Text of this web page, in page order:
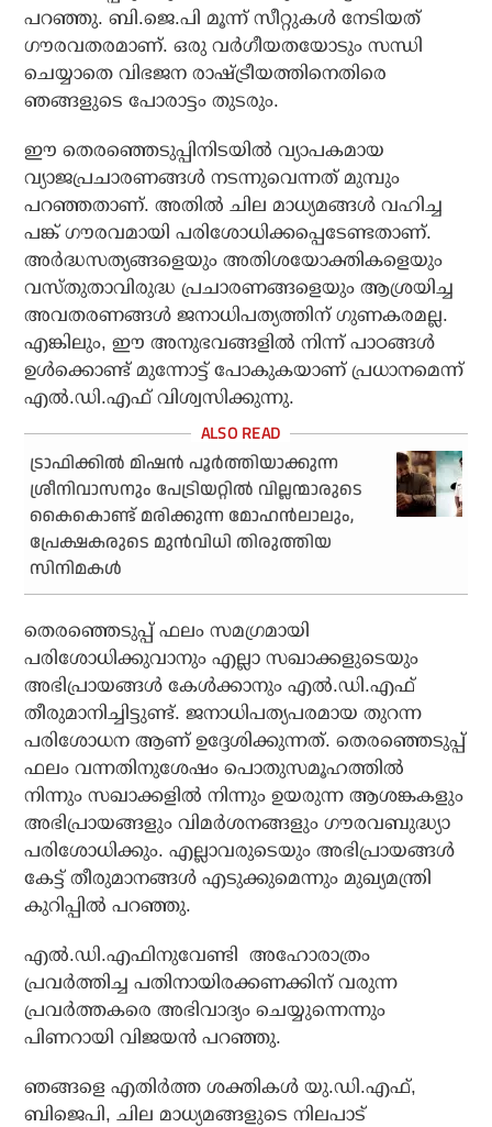
പറഞ്ഞു. ബി.ജെ.പി മൂന്ന് സീറ്റുകള്‍ നേടിയത്
ഗൗരവതരമാണ്. ഒരു വര്‍ഗീയതയോടും സന്ധി
ചെയ്യാതെ വിഭജന രാഷ്ട്രീയത്തിനെതിരെ
ഞങ്ങളുടെ പോരാട്ടം തുടരും.
ഈ തെരഞ്ഞെടുപ്പിനിടയില്‍ വ്യാപകമായ
വ്യാജപ്രചാരണങ്ങള്‍ നടന്നുവെന്നത് മുമ്പും
പറഞ്ഞതാണ്. അതില്‍ ചില മാധ്യമങ്ങള്‍ വഹിച്ച
പങ്ക് ഗൗരവമായി പരിശോധിക്കപ്പെടേണ്ടതാണ്.
അര്‍ദ്ധസത്യങ്ങളെയും അതിശയോക്തികളെയും
വസ്തുതാവിരുദ്ധ പ്രചാരണങ്ങളെയും ആശ്രയിച്ച
അവതരണങ്ങള്‍ ജനാധിപത്യത്തിന് ഗുണകരമല്ല.
എങ്കിലും, ഈ അനുഭവങ്ങളില്‍ നിന്ന് പാഠങ്ങള്‍
ഉള്‍ക്കൊണ്ട് മുന്നോട്ട് പോകുകയാണ് പ്രധാനമെന്ന്
എല്‍.ഡി.എഫ് വിശ്വസിക്കുന്നു.
ട്രാഫിക്കില്‍ മിഷന്‍ പൂര്‍ത്തിയാക്കുന്ന
ശ്രീനിവാസനും പേട്രിയറ്റില്‍ വില്ലന്മാരുടെ
കൈകൊണ്ട് മരിക്കുന്ന മോഹന്‍ലാലും,
പ്രേക്ഷകരുടെ മുന്‍വിധി തിരുത്തിയ
സിനിമകള്‍
തെരഞ്ഞെടുപ്പ് ഫലം സമഗ്രമായി
പരിശോധിക്കുവാനും എല്ലാ സഖാക്കളുടെയും
അഭിപ്രായങ്ങള്‍ കേള്‍ക്കാനും എല്‍.ഡി.എഫ്
തീരുമാനിച്ചിട്ടുണ്ട്. ജനാധിപത്യപരമായ തുറന്ന
പരിശോധന ആണ് ഉദ്ദേശിക്കുന്നത്. തെരഞ്ഞെടുപ്പ്
ഫലം വന്നതിനുശേഷം പൊതുസമൂഹത്തില്‍
നിന്നും സഖാക്കളില്‍ നിന്നും ഉയരുന്ന ആശങ്കകളും
അഭിപ്രായങ്ങളും വിമര്‍ശനങ്ങളും ഗൗരവബുദ്ധ്യാ
പരിശോധിക്കും. എല്ലാവരുടെയും അഭിപ്രായങ്ങള്‍
കേട്ട് തീരുമാനങ്ങള്‍ എടുക്കുമെന്നും മുഖ്യമന്ത്രി
കുറിപ്പില്‍ പറഞ്ഞു.
എല്‍.ഡി.എഫിനുവേണ്ടി അഹോരാത്രം
പ്രവര്‍ത്തിച്ച പതിനായിരക്കണക്കിന് വരുന്ന
പ്രവര്‍ത്തകരെ അഭിവാദ്യം ചെയ്യുന്നെന്നും
പിണറായി വിജയന്‍ പറഞ്ഞു.
ഞങ്ങളെ എതിര്‍ത്ത ശക്തികള്‍ യു.ഡി.എഫ്,
ബിജെപി, ചില മാധ്യമങ്ങളുടെ നിലപാട്